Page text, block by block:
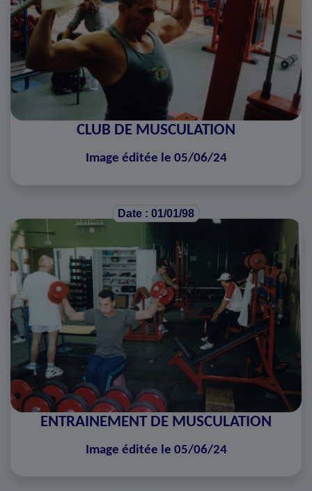
CLUB DE MUSCULATION
Image éditée le 05/06/24
Date : 01/01/98
ENTRAINEMENT DE MUSCULATION
Image éditée le 05/06/24